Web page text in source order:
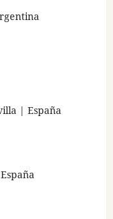
| España